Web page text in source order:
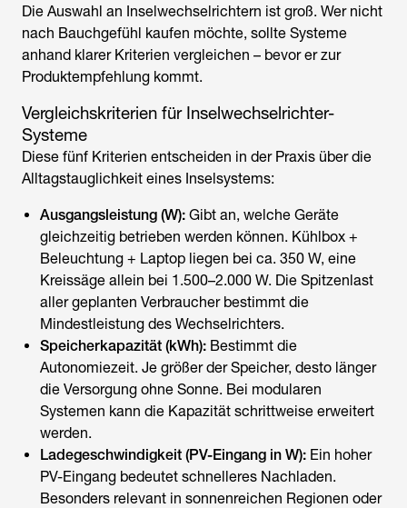
Die Auswahl an Inselwechselrichtern ist groß. Wer nicht
nach Bauchgefühl kaufen möchte, sollte Systeme
anhand klarer Kriterien vergleichen – bevor er zur
Produktempfehlung kommt.
Vergleichskriterien für Inselwechselrichter-
Systeme
Diese fünf Kriterien entscheiden in der Praxis über die
Alltagstauglichkeit eines Inselsystems:
Ausgangsleistung (W): Gibt an, welche Geräte
gleichzeitig betrieben werden können. Kühlbox +
Beleuchtung + Laptop liegen bei ca. 350 W, eine
Kreissäge allein bei 1.500–2.000 W. Die Spitzenlast
aller geplanten Verbraucher bestimmt die
Mindestleistung des Wechselrichters.
Speicherkapazität (kWh): Bestimmt die
Autonomiezeit. Je größer der Speicher, desto länger
die Versorgung ohne Sonne. Bei modularen
Systemen kann die Kapazität schrittweise erweitert
werden.
Ladegeschwindigkeit (PV-Eingang in W): Ein hoher
PV-Eingang bedeutet schnelleres Nachladen.
Besonders relevant in sonnenreichen Regionen oder